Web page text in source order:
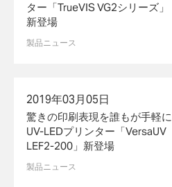
ター「TrueVIS VG2シリーズ」
新登場
製品ニュース
2019年03月05日
驚きの印刷表現を誰もが手軽に
UV-LEDプリンター「VersaUV
LEF2-200」新登場
製品ニュース